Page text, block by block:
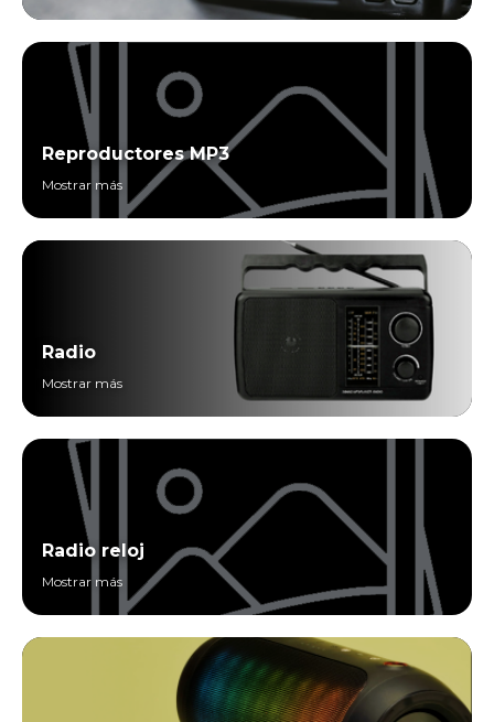
Reproductores MP3
Mostrar más
Radio
Mostrar más
Radio reloj
Mostrar más